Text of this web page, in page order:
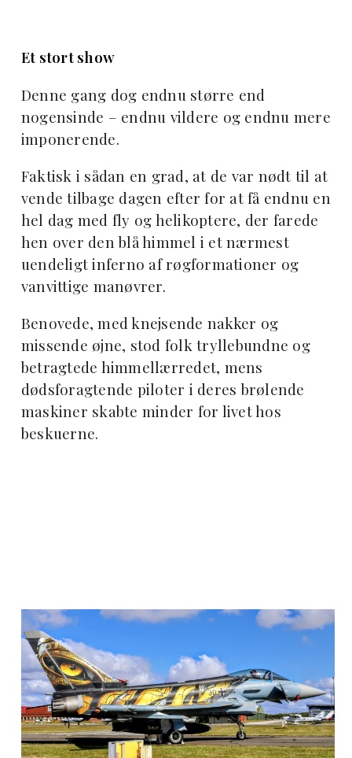
Et stort show
Denne gang dog endnu større end
nogensinde – endnu vildere og endnu mere
imponerende.
Faktisk i sådan en grad, at de var nødt til at
vende tilbage dagen efter for at få endnu en
hel dag med fly og helikoptere, der farede
hen over den blå himmel i et nærmest
uendeligt inferno af røgformationer og
vanvittige manøvrer.
Benovede, med knejsende nakker og
missende øjne, stod folk tryllebundne og
betragtede himmellærredet, mens
dødsforagtende piloter i deres brølende
maskiner skabte minder for livet hos
beskuerne.